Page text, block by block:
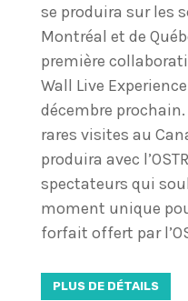
se produira sur les
Montréal et de
première
Wall Live
décembre prochain.
rares visites au
produira avec
spectateurs qui
moment unique
forfait offert par
PLUS DE DÉTAILS